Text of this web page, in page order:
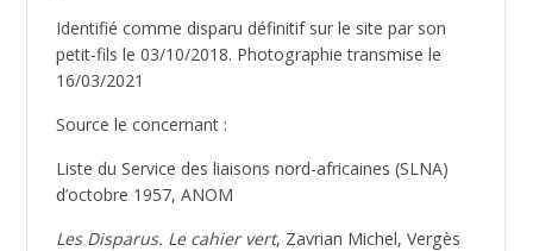
Identifié comme disparu définitif sur le site par son
petit-fils le 03/10/2018. Photographie transmise le
16/03/2021
Source le concernant :
Liste du Service des liaisons nord-africaines (SLNA)
d’octobre 1957, ANOM
Les Disparus. Le cahier vert, Zavrian Michel, Vergès